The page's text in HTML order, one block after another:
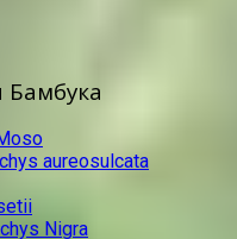
aureosulcata
Nigra